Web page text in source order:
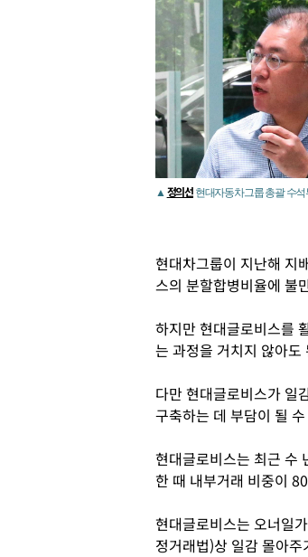
▲ 정의선 현대자동차그룹 총괄 수석
현대차그룹이 지난해 지
스의 분할합병비율에 불
하지만 현대글로비스를
는 과정을 거치지 않아도
다만 현대글로비스가 일
구축하는 데 부담이 될
현대글로비스는 최근 수
한 때 내부거래 비중이
현대글로비스는 오너일
정거래법)상 일감 몰아